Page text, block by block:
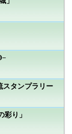
スタンプラリー
り」